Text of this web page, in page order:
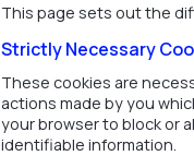
This page sets out the
Strictly Necessary
These cookies are
actions made by you
your browser to block or
identifiable information.